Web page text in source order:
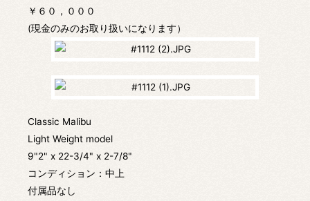
￥６０，０００
(現金のみのお取り扱いになります）
Classic Malibu
Light Weight model
9"2" x 22-3/4" x 2-7/8"
コンディション：中上
付属品なし